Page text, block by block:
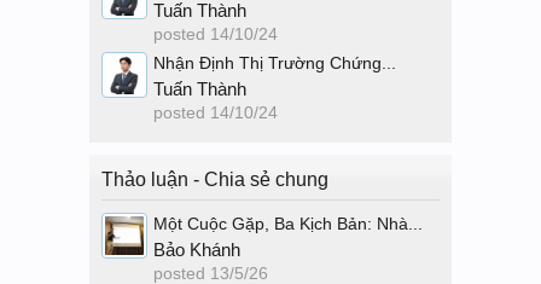
Tuấn Thành
posted 14/10/24
Nhận Định Thị Trường Chứng...
Tuấn Thành
posted 14/10/24
Thảo luận - Chia sẻ chung
Một Cuộc Gặp, Ba Kịch Bản: Nhà...
Bảo Khánh
posted 13/5/26